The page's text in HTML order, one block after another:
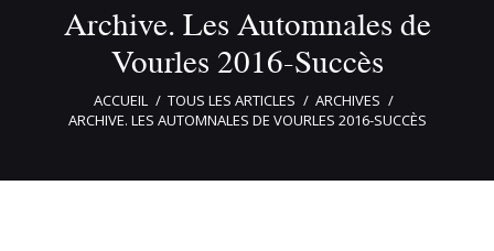
Archive. Les Automnales de
Vourles 2016-Succès
ACCUEIL TOUS LES ARTICLES
ARCHIVES
ARCHIVE. LES AUTOMNALES DE VOURLES 2016-SUCCÈS